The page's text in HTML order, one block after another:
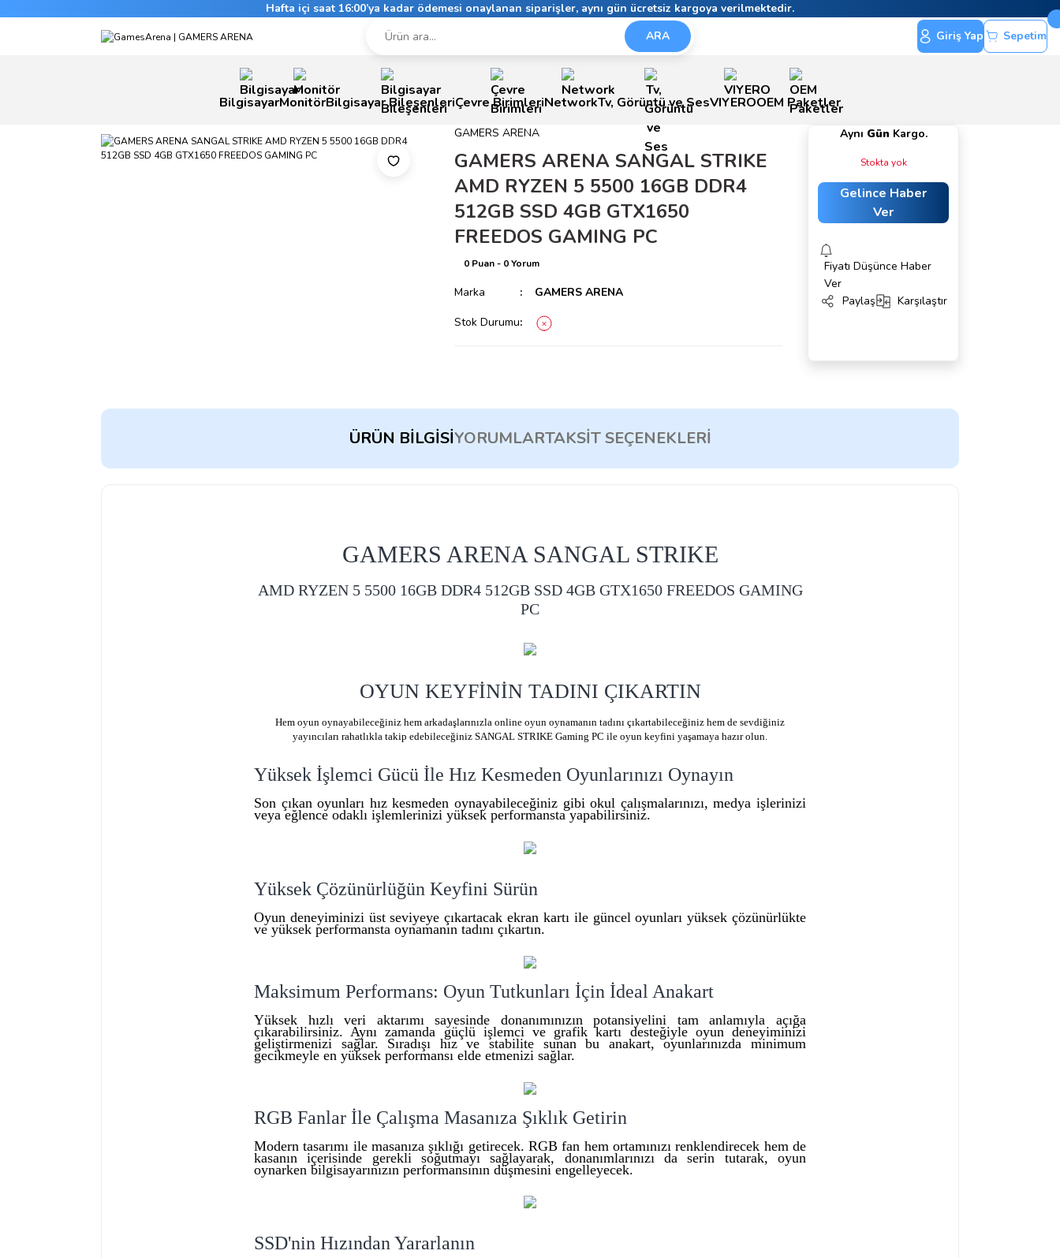
Hafta içi saat 16:00’ya kadar ödemesi onaylanan siparişler, aynı gün ücretsiz kargoya verilmektedir.
ARA
Giriş Yap Sepetim
BilgisayarMonitörBilgisayar BileşenleriÇevre BirimleriNetworkTv, Görüntü ve SesVIYEROOEM Paketler
GAMERS ARENA
GAMERS ARENA SANGAL STRIKE
AMD RYZEN 5 5500 16GB DDR4
512GB SSD 4GB GTX1650
FREEDOS GAMING PC
0 Puan - 0 Yorum
Marka GAMERS ARENA
Stok Durumu
Aynı Gün Kargo.
Stokta yok
Gelince Haber
Ver
Fiyatı Düşünce Haber
Ver
Paylaş
Karşılaştır
ÜRÜN BILGISIYORUMLARTAKSIT SEÇENEKLERI
GAMERS ARENA SANGAL STRIKE
AMD RYZEN 5 5500 16GB DDR4 512GB SSD 4GB GTX1650 FREEDOS GAMING
PC
OYUN KEYFİNİN TADINI ÇIKARTIN
Hem oyun oynayabileceğiniz hem arkadaşlarınızla online oyun oynamanın tadını çıkartabileceğiniz hem de sevdiğiniz
yayıncıları rahatlıkla takip edebileceğiniz SANGAL STRIKE Gaming PC ile oyun keyfini yaşamaya hazır olun.
Yüksek İşlemci Gücü İle Hız Kesmeden Oyunlarınızı Oynayın
Son çıkan oyunları hız kesmeden oynayabileceğiniz gibi okul çalışmalarınızı, medya işlerinizi
veya eğlence odaklı işlemlerinizi yüksek performansta yapabilirsiniz.
Yüksek Çözünürlüğün Keyfini Sürün
Oyun deneyiminizi üst seviyeye çıkartacak ekran kartı ile güncel oyunları yüksek çözünürlükte
ve yüksek performansta oynamanın tadını çıkartın.
Maksimum Performans: Oyun Tutkunları İçin İdeal Anakart
Yüksek hızlı veri aktarımı sayesinde donanımınızın potansiyelini tam anlamıyla açığa
çıkarabilirsiniz. Aynı zamanda güçlü işlemci ve grafik kartı desteğiyle oyun deneyiminizi
geliştirmenizi sağlar. Sıradışı hız ve stabilite sunan bu anakart, oyunlarınızda minimum
gecikmeyle en yüksek performansı elde etmenizi sağlar.
RGB Fanlar İle Çalışma Masanıza Şıklık Getirin
Modern tasarımı ile masanıza şıklığı getirecek. RGB fan hem ortamınızı renklendirecek hem de
kasanın içerisinde gerekli soğutmayı sağlayarak, donanımlarınızı da serin tutarak, oyun
oynarken bilgisayarınızın performansının düşmesini engelleyecek.
SSD'nin Hızından Yararlanın